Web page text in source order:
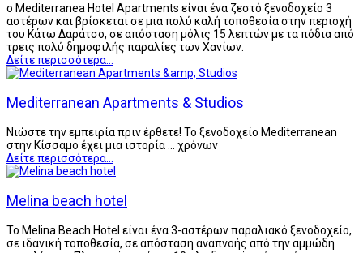
ο Mediterranea Hotel Apartments είναι ένα ζεστό ξενοδοχείο 3
αστέρων και βρίσκεται σε μια πολύ καλή τοποθεσία στην περιοχή
του Κάτω Δαράτσο, σε απόσταση μόλις 15 λεπτών με τα πόδια από
τρεις πολύ δημοφιλής παραλίες των Χανίων.
Δείτε περισσότερα...
Mediterranean Apartments & Studios
Νιώστε την εμπειρία πριν έρθετε! Το ξενοδοχείο Mediterranean
στην Κίσσαμο έχει μια ιστορία ... χρόνων
Δείτε περισσότερα...
Melina beach hotel
To Melina Beach Hotel είναι ένα 3-αστέρων παραλιακό ξενοδοχείο,
σε ιδανική τοποθεσία, σε απόσταση αναπνοής από την αμμώδη